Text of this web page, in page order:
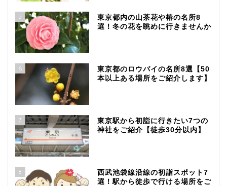
5
東京都内の山茶花や椿の名所8
選！冬の花を眺めに行きませんか
6
東京都のロウバイの名所8選【50
本以上ある場所をご紹介します】
7
東京駅から初詣に行きたい7つの
神社をご紹介【徒歩30分以内】
8
西武池袋線沿線の初詣スポット7
選！駅から徒歩で行ける場所をご